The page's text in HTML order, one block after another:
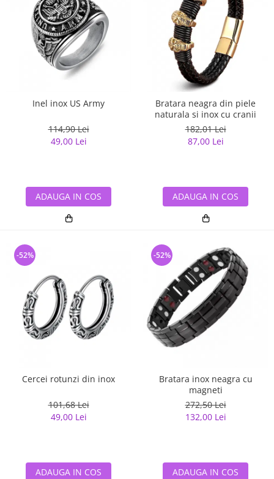
Inel inox US Army
114,90 Lei
49,00 Lei
ADAUGA IN COS
Bratara neagra din piele
naturala si inox cu cranii
182,01 Lei
87,00 Lei
ADAUGA IN COS
Cercei rotunzi din inox
101,68 Lei
49,00 Lei
-52%
ADAUGA IN COS
Bratara inox neagra cu
magneti
272,50 Lei
132,00 Lei
-52%
ADAUGA IN COS